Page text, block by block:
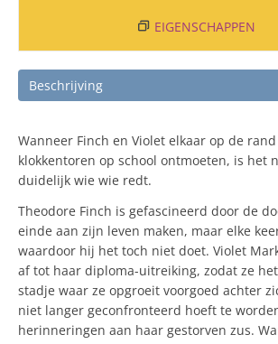
EIGENSCHAPPEN
Beschrijving
Wanneer Finch en Violet elkaar op de
klokkentoren op school ontmoeten, is het
duidelijk wie wie redt.
Theodore Finch is gefascineerd door de
einde aan zijn leven maken, maar elke
waardoor hij het toch niet doet. Violet
af tot haar diploma-uitreiking, zodat ze
stadje waar ze opgroeit voorgoed achter
niet langer geconfronteerd hoeft te
herinneringen aan haar gestorven zus.